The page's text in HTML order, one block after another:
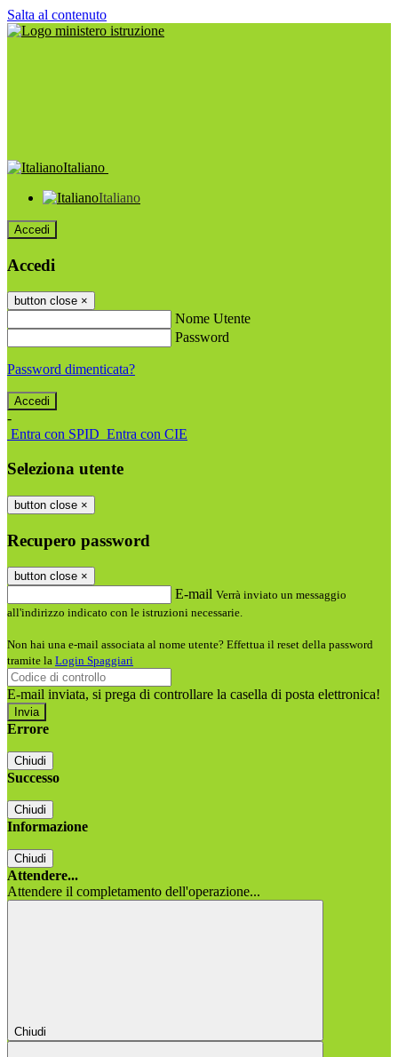
Salta al contenuto
Italiano
Italiano
Accedi
Accedi
button close ×
Nome Utente
Password
Password dimenticata?
-
Entra con SPID Entra con CIE
Seleziona utente
button close ×
Recupero password
button close ×
E-mail Verrà inviato un messaggio
all'indirizzo indicato con le istruzioni necessarie.
Non hai una e-mail associata al nome utente? Effettua il reset della password
tramite la Login Spaggiari
E-mail inviata, si prega di controllare la casella di posta elettronica!
Errore
Chiudi
Successo
Chiudi
Informazione
Chiudi
Attendere...
Attendere il completamento dell'operazione...
Chiudi